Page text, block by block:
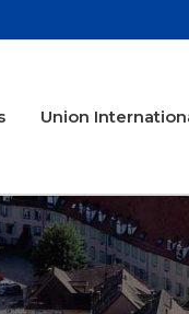
Union